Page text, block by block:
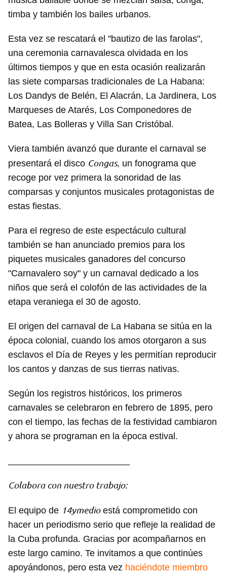
Guardar como favorito
timba y también los bailes urbanos.
Esta vez se rescatará el "bautizo de las farolas",
una ceremonia carnavalesca olvidada en los
últimos tiempos y que en esta ocasión realizarán
las siete comparsas tradicionales de La Habana:
Los Dandys de Belén, El Alacrán, La Jardinera, Los
Marqueses de Atarés, Los Componedores de
Batea, Las Bolleras y Villa San Cristóbal.
Viera también avanzó que durante el carnaval se
presentará el disco Congas, un fonograma que
recoge por vez primera la sonoridad de las
comparsas y conjuntos musicales protagonistas de
estas fiestas.
Para el regreso de este espectáculo cultural
también se han anunciado premios para los
piquetes musicales ganadores del concurso
"Carnavalero soy" y un carnaval dedicado a los
niños que será el colofón de las actividades de la
etapa veraniega el 30 de agosto.
El origen del carnaval de La Habana se sitúa en la
época colonial, cuando los amos otorgaron a sus
esclavos el Día de Reyes y les permitían reproducir
los cantos y danzas de sus tierras nativas.
Según los registros históricos, los primeros
carnavales se celebraron en febrero de 1895, pero
con el tiempo, las fechas de la festividad cambiaron
y ahora se programan en la época estival.
Colabora con nuestro trabajo:
El equipo de 14ymedioestá comprometido con
hacer un periodismo serio que refleje la realidad de
la Cuba profunda. Gracias por acompañarnos en
este largo camino. Te invitamos a que continúes
apoyándonos, pero esta vez haciéndote miembro